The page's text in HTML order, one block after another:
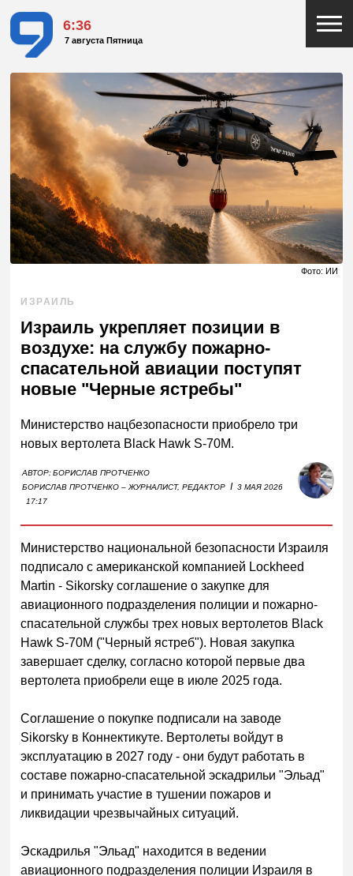
6:36
7 августа Пятница
Фото: ИИ
ИЗРАИЛЬ
Израиль укрепляет позиции в
воздухе: на службу пожарно-
спасательной авиации поступят
новые "Черные ястребы"
Министерство нацбезопасности приобрело три
новых вертолета Black Hawk S-70M.
АВТОР:БОРИСЛАВ ПРОТЧЕНКО
БОРИСЛАВ ПРОТЧЕНКО – ЖУРНАЛИСТ, РЕДАКТОР I 3 МАЯ 2026
17:17
Министерство национальной безопасности Израиля
подписало с американской компанией Lockheed
Martin - Sikorsky соглашение о закупке для
авиационного подразделения полиции и пожарно-
спасательной службы трех новых вертолетов Black
Hawk S-70M ("Черный ястреб"). Новая закупка
завершает сделку, согласно которой первые два
вертолета приобрели еще в июле 2025 года.
Соглашение о покупке подписали на заводе
Sikorsky в Коннектикуте. Вертолеты войдут в
эксплуатацию в 2027 году - они будут работать в
составе пожарно-спасательной эскадрильи "Эльад"
и принимать участие в тушении пожаров и
ликвидации чрезвычайных ситуаций.
Эскадрилья "Эльад" находится в ведении
авиационного подразделения полиции Израиля в